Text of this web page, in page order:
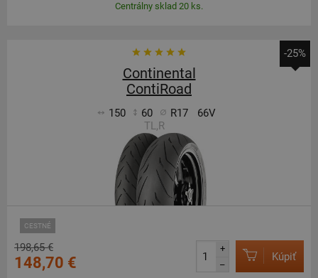
Centrálny sklad 20 ks.
-25%
Continental
ContiRoad
150 60 R17
66V
TL,R
CESTNÉ
198,65 €
148,70 €
+
–
Kúpiť